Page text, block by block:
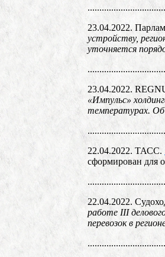
23.04.2022.
устройству,
уточняется
23.04.2022.
«Импульс»
температурах.
22.04.2022. ТАСС.
сформирован для
22.04.2022.
работе III
перевозок в